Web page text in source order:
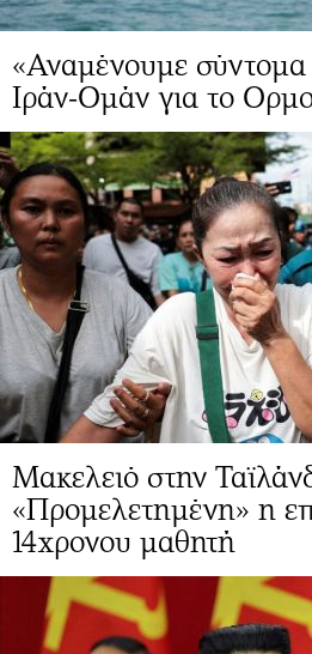
«Αναμένουμε
Ιράν-Ομάν για το
Μακελειό στην
«Προμελετημένη» η
14χρονου μαθητή